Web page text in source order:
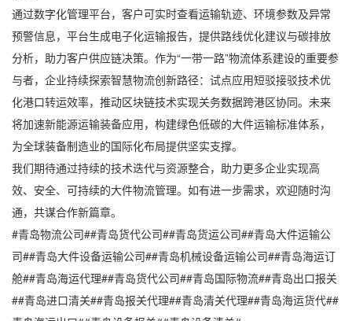
通过数字化管理平台，客户可实时查看运输轨迹、环境参数及异常
预警信息，平台生成电子化运输报告，提供路线优化建议与碳排放
分析，助力客户供应链决策。作为“一带一路”物流体系建设的重要参
与者，企业持续探索智慧物流创新路径：试点应用短驳接驳技术优
化港口转运效率，推动区块链技术实现关务数据跨港区协同。未来
将加速新能源运输装备应用，构建绿色低碳的大件运输标准体系，
为全球装备制造业的国际化布局提供坚实支撑。
我们期待通过持续的技术迭代与资源整合，助力更多企业实现高
效、安全、可持续的大件物流管理。如有进一步需求，欢迎随时沟
通，共谋合作新篇章。
#青岛物流公司##青岛货代公司##青岛货运公司##青岛大件运输公
司##青岛大件设备运输公司##青岛机械设备运输公司##青岛海运订
舱##青岛海运代理##青岛货代公司##青岛国际物流##青岛出口报关
##青岛进口清关##青岛报关代理##青岛清关代理##青岛海运货代##